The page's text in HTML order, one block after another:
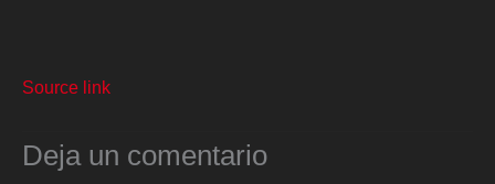
Source link
Deja un comentario